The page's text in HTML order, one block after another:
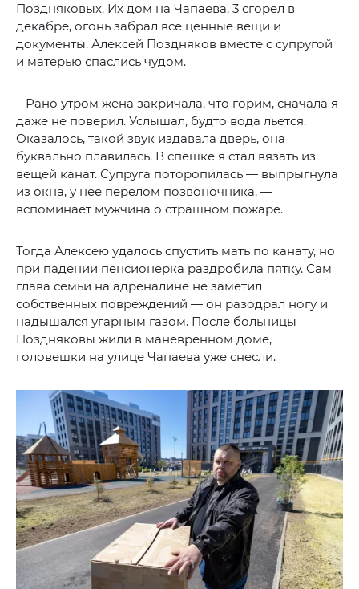
Поздняковых. Их дом на Чапаева, 3 сгорел в
декабре, огонь забрал все ценные вещи и
документы. Алексей Поздняков вместе с супругой
и матерью спаслись чудом.
– Рано утром жена закричала, что горим, сначала я
даже не поверил. Услышал, будто вода льется.
Оказалось, такой звук издавала дверь, она
буквально плавилась. В спешке я стал вязать из
вещей канат. Супруга поторопилась — выпрыгнула
из окна, у нее перелом позвоночника, —
вспоминает мужчина о страшном пожаре.
Тогда Алексею удалось спустить мать по канату, но
при падении пенсионерка раздробила пятку. Сам
глава семьи на адреналине не заметил
собственных повреждений — он разодрал ногу и
надышался угарным газом. После больницы
Поздняковы жили в маневренном доме,
головешки на улице Чапаева уже снесли.